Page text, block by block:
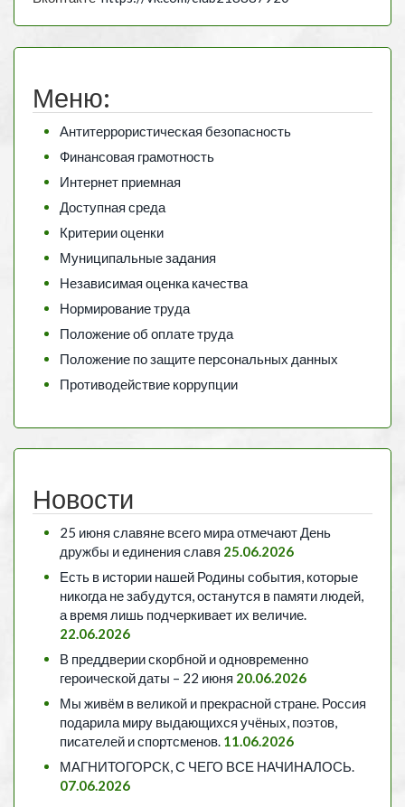
Меню:
Антитеррористическая безопасность
Финансовая грамотность
Интернет приемная
Доступная среда
Критерии оценки
Муниципальные задания
Независимая оценка качества
Нормирование труда
Положение об оплате труда
Положение по защите персональных данных
Противодействие коррупции
Новости
25 июня славяне всего мира отмечают День
дружбы и единения славя 25.06.2026
Есть в истории нашей Родины события, которые
никогда не забудутся, останутся в памяти людей,
а время лишь подчеркивает их величие.
22.06.2026
В преддверии скорбной и одновременно
героической даты – 22 июня 20.06.2026
Мы живём в великой и прекрасной стране. Россия
подарила миру выдающихся учёных, поэтов,
писателей и спортсменов. 11.06.2026
МАГНИТОГОРСК, С ЧЕГО ВСЕ НАЧИНАЛОСЬ.
07.06.2026